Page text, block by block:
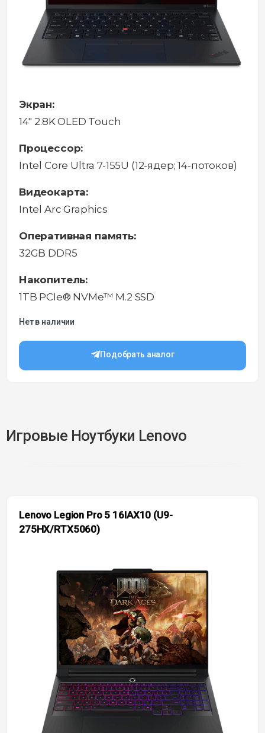
Экран:
14'' 2.8K OLED Touch
Процессор:
Intel Core Ultra 7-155U (12-ядер; 14-потоков)
Видеокарта:
Intel Arc Graphics
Оперативная память:
32GB DDR5
Накопитель:
1TB PCIe® NVMe™ M.2 SSD
Нет в наличии
Подобрать аналог
Игровые Ноутбуки Lenovo
Lenovo Legion Pro 5 16IAX10 (U9-
275HX/RTX5060)